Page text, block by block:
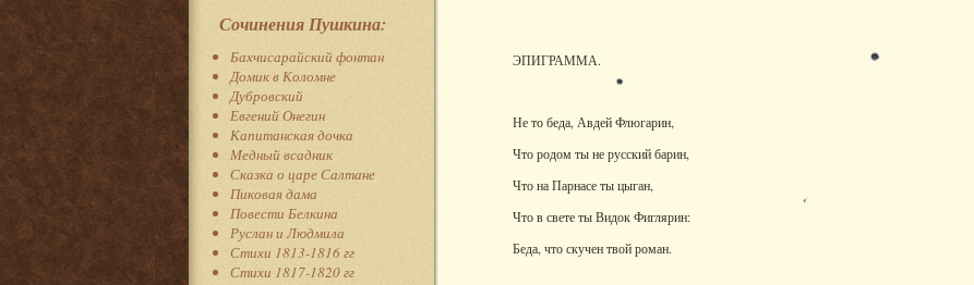
Сочинения Пушкина:
Бахчисарайский фонтан
Домик в Коломне
Дубровский
Евгений Онегин
Капитанская дочка
Медный всадник
Сказка о царе Салтане
Пиковая дама
Повести Белкина
Руслан и Людмила
Стихи 1813-1816 гг
Стихи 1817-1820 гг
ЭПИГРАММА.
Не то беда, Авдей Флюгарин,
Что родом ты не русский барин,
Что на Парнасе ты цыган,
Что в свете ты Видок Фиглярин:
Беда, что скучен твой роман.